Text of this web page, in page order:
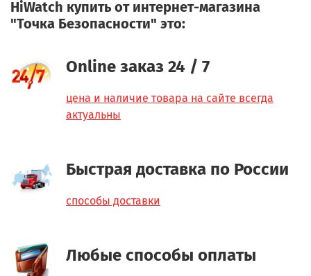
HiWatch купить от интернет-магазина
"Точка Безопасности" это:
Online заказ 24 / 7
цена и наличие товара на сайте всегда
актуальны
Быстрая доставка по России
способы доставки
Любые способы оплаты